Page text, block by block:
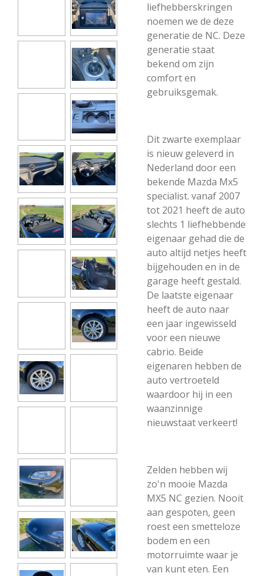
liefhebberskringen
noemen we de deze
generatie de NC. Deze
generatie staat
bekend om zijn
comfort en
gebruiksgemak.
Dit zwarte exemplaar
is nieuw geleverd in
Nederland door een
bekende Mazda Mx5
specialist. vanaf 2007
tot 2021 heeft de auto
slechts 1 liefhebbende
eigenaar gehad die de
auto altijd netjes heeft
bijgehouden en in de
garage heeft gestald.
De laatste eigenaar
heeft de auto naar
een jaar ingewisseld
voor een nieuwe
cabrio. Beide
eigenaren hebben de
auto vertroeteld
waardoor hij in een
waanzinnige
nieuwstaat verkeert!
Zelden hebben wij
zo'n mooie Mazda
MX5 NC gezien. Nooit
aan gespoten, geen
roest een smetteloze
bodem en een
motorruimte waar je
van kunt eten. Een